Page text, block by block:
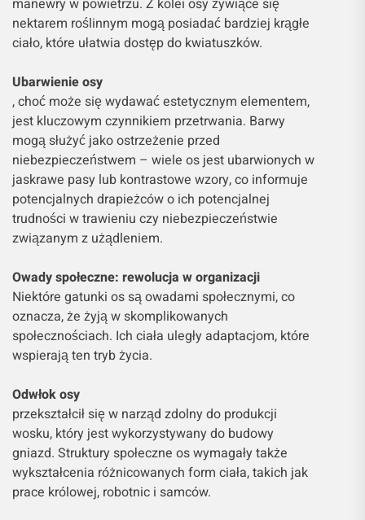
manewry w powietrzu. Z kolei osy żywiące się
nektarem roślinnym mogą posiadać bardziej krągłe
ciało, które ułatwia dostęp do kwiatuszków.
Ubarwienie osy
, choć może się wydawać estetycznym elementem,
jest kluczowym czynnikiem przetrwania. Barwy
mogą służyć jako ostrzeżenie przed
niebezpieczeństwem – wiele os jest ubarwionych w
jaskrawe pasy lub kontrastowe wzory, co informuje
potencjalnych drapieżców o ich potencjalnej
trudności w trawieniu czy niebezpieczeństwie
związanym z użądleniem.
Owady społeczne: rewolucja w organizacji
Niektóre gatunki os są owadami społecznymi, co
oznacza, że żyją w skomplikowanych
społecznościach. Ich ciała uległy adaptacjom, które
wspierają ten tryb życia.
Odwłok osy
przekształcił się w narząd zdolny do produkcji
wosku, który jest wykorzystywany do budowy
gniazd. Struktury społeczne os wymagały także
wykształcenia różnicowanych form ciała, takich jak
prace królowej, robotnic i samców.